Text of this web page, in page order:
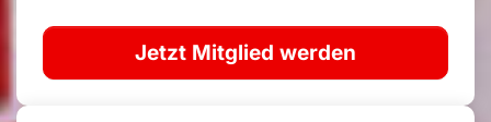
Jetzt Mitglied werden